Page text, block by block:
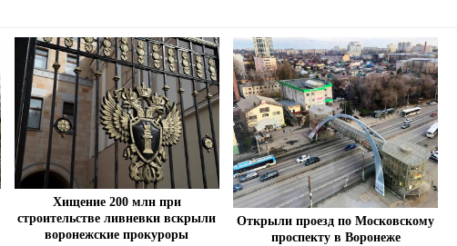
Хищение 200 млн при
строительстве ливневки вскрыли
воронежские прокуроры
Открыли проезд по Московскому
проспекту в Воронеже